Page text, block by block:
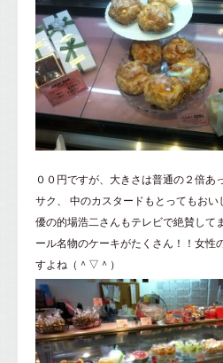
００円ですが、大きさは普通の２倍あ
サク、 中のカスタードもとってもお
優の的場浩二さんもテレビで絶賛して
ール名物のケーキがたくさん！！女性
すよね（＾▽＾）